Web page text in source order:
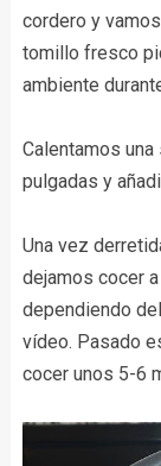
cordero y
tomillo fresco
ambiente
Calentamos
pulgadas y
Una vez
dejamos cocer
dependiendo
vídeo. Pasado
cocer unos 5-6